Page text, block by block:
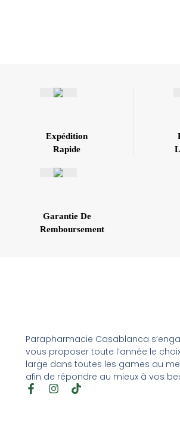
Expédition
Rapide
Garantie De
Remboursement
Parapharmacie Casablanca
vous proposer toute l’année le
large dans toutes les games au
afin de répondre au mieux à vos